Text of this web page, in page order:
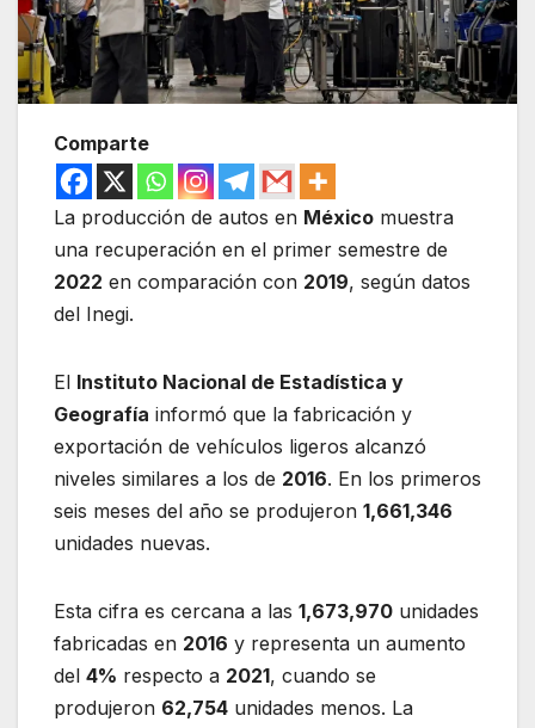
Comparte
La producción de autos en México muestra
una recuperación en el primer semestre de
2022 en comparación con 2019, según datos
del Inegi.
El Instituto Nacional de Estadística y
Geografía informó que la fabricación y
exportación de vehículos ligeros alcanzó
niveles similares a los de 2016. En los primeros
seis meses del año se produjeron 1,661,346
unidades nuevas.
Esta cifra es cercana a las 1,673,970 unidades
fabricadas en 2016 y representa un aumento
del 4% respecto a 2021, cuando se
produjeron 62,754 unidades menos. La